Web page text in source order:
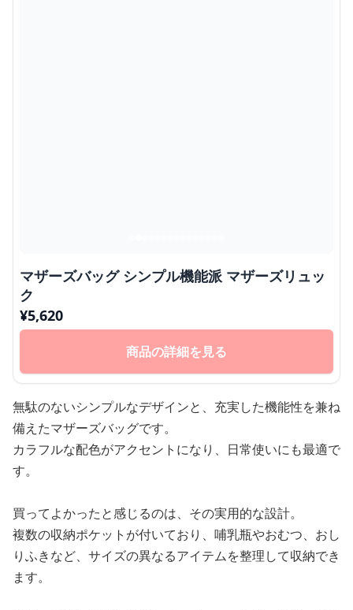
マザーズバッグ シンプル機能派 マザーズリュッ
ク
¥5,620
商品の詳細を見る
無駄のないシンプルなデザインと、充実した機能性を兼ね
備えたマザーズバッグです。
カラフルな配色がアクセントになり、日常使いにも最適で
す。
買ってよかったと感じるのは、その実用的な設計。
複数の収納ポケットが付いており、哺乳瓶やおむつ、おし
りふきなど、サイズの異なるアイテムを整理して収納でき
ます。